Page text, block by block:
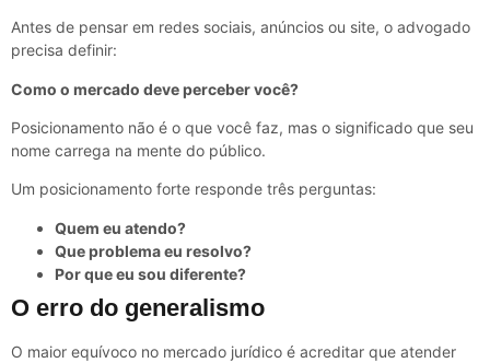
Antes de pensar em redes sociais, anúncios ou site, o advogado
precisa definir:
Como o mercado deve perceber você?
Posicionamento não é o que você faz, mas o significado que seu
nome carrega na mente do público.
Um posicionamento forte responde três perguntas:
Quem eu atendo?
Que problema eu resolvo?
Por que eu sou diferente?
O erro do generalismo
O maior equívoco no mercado jurídico é acreditar que atender